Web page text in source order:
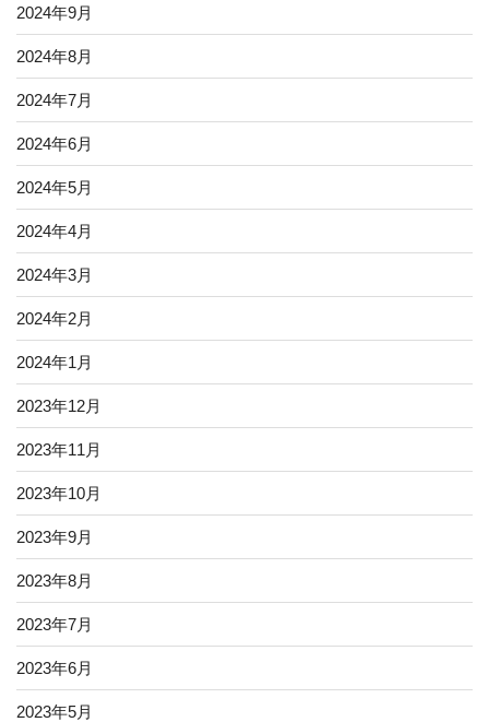
2024年9月
2024年8月
2024年7月
2024年6月
2024年5月
2024年4月
2024年3月
2024年2月
2024年1月
2023年12月
2023年11月
2023年10月
2023年9月
2023年8月
2023年7月
2023年6月
2023年5月